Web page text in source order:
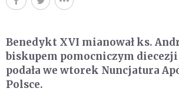
Benedykt XVI mianował ks.
biskupem pomocniczym
podała we wtorek Nuncjatura
Polsce.